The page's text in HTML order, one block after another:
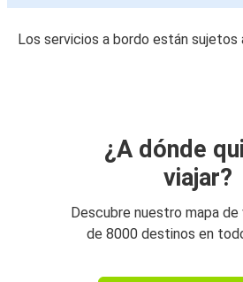
Los servicios a bordo están sujetos
¿A dónde
viajar?
Descubre nuestro mapa de
de 8000 destinos en